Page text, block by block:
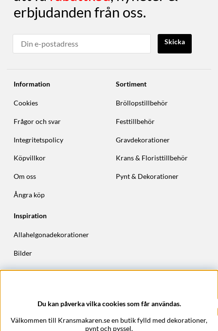
erbjudanden från oss.
Skicka
Information
Cookies
Frågor och svar
Integritetspolicy
Köpvillkor
Om oss
Ångra köp
Sortiment
Bröllopstillbehör
Festtillbehör
Gravdekorationer
Krans & Floristtillbehör
Pynt & Dekorationer
Inspiration
Allahelgonadekorationer
Bilder
Höstkransar
Du kan påverka vilka cookies som får användas.
Välkommen till Kransmakaren.se en butik fylld med dekorationer,
pynt och pyssel.